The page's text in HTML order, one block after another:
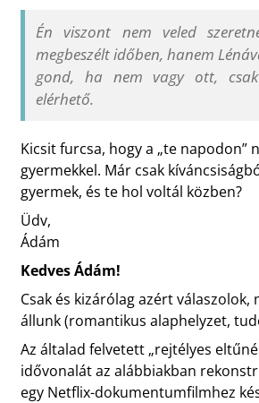
Én viszont nem veled
megbeszélt időben, hanem
gond, ha nem vagy ott, csak
elérhető.
Kicsit furcsa, hogy a „te napodon”
gyermekkel. Már csak
gyermek, és te hol voltál közben?
Üdv,
Ádám
Kedves Ádám!
Csak és kizárólag azért
állunk (romantikus alaphelyzet,
Az általad felvetett „rejtélyes
idővonalát az alábbiakban
egy Netflix-dokumentumfilmhez